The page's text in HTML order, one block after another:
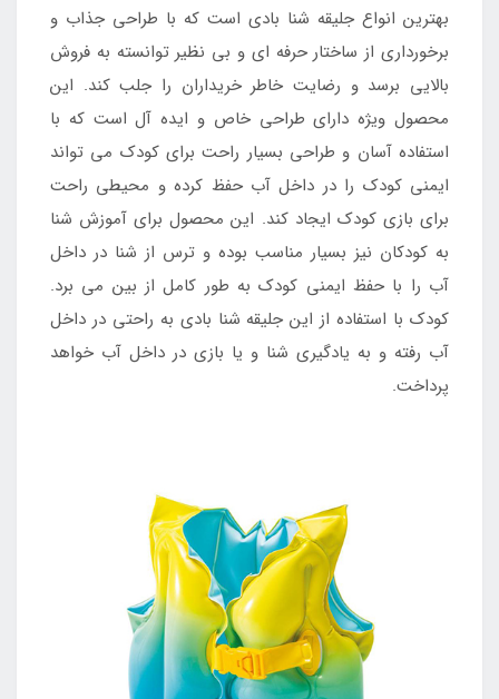
بهترین انواع جلیقه شنا بادی است که با طراحی جذاب و
برخورداری از ساختار حرفه ای و بی نظیر توانسته به فروش
بالایی برسد و رضایت خاطر خریداران را جلب کند. این
محصول ویژه دارای طراحی خاص و ایده آل است که با
استفاده آسان و طراحی بسیار راحت برای کودک می تواند
ایمنی کودک را در داخل آب حفظ کرده و محیطی راحت
برای بازی کودک ایجاد کند. این محصول برای آموزش شنا
به کودکان نیز بسیار مناسب بوده و ترس از شنا در داخل
آب را با حفظ ایمنی کودک به طور کامل از بین می برد.
کودک با استفاده از این جلیقه شنا بادی به راحتی در داخل
آب رفته و به یادگیری شنا و یا بازی در داخل آب خواهد
پرداخت.